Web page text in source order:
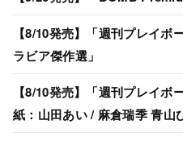
【8/10発売】「週刊プレイ
ラビア傑作選」
【8/10発売】「週刊プレイボ
紙：山田あい / 麻倉瑞季 青山